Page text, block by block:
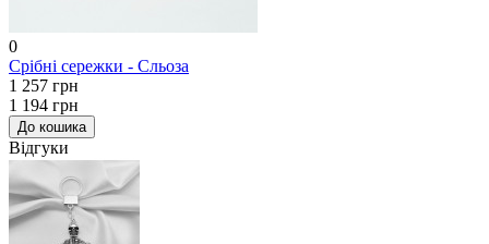
0
Срібні сережки - Сльоза
1 257 грн
1 194 грн
До кошика
Відгуки